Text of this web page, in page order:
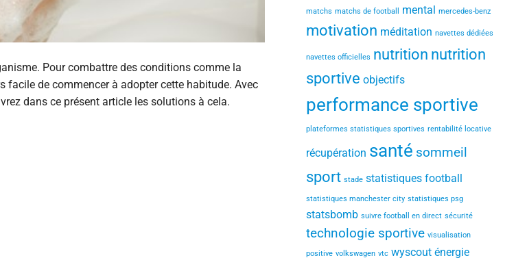
Pour combattre des conditions comme la
facile de commencer à adopter cette habitude. Avec
dans ce présent article les solutions à cela.
matchs matchs de football mental mercedes-benz
motivation méditation navettes dédiées
navettes officielles nutrition nutrition
sportive objectifs
performance sportive
plateformes statistiques sportives rentabilité locative
récupération santé sommeil
sport stade statistiques football
statistiques manchester city statistiques psg
statsbomb suivre football en direct sécurité
technologie sportive visualisation
positive volkswagen vtc wyscout énergie